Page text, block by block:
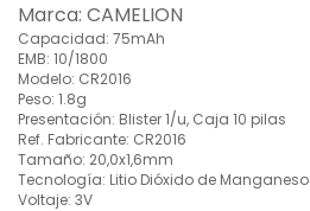
Marca: CAMELION
Capacidad: 75mAh
EMB: 10/1800
Modelo: CR2016
Peso: 1.8g
Presentación: Blister 1/u, Caja 10 pilas
Ref. Fabricante: CR2016
Tamaño: 20,0x1,6mm
Tecnología: Litio Dióxido de Manganeso
Voltaje: 3V